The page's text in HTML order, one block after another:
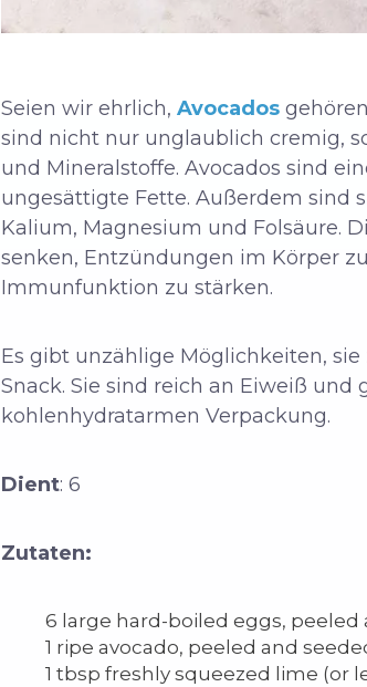
Seien wir ehrlich, Avocados
sind nicht nur unglaublich cremig,
und Mineralstoffe. Avocados sind
ungesättigte Fette. Außerdem sind
Kalium, Magnesium und Folsäure.
senken, Entzündungen im Körper
Immunfunktion zu stärken.
Es gibt unzählige Möglichkeiten,
Snack. Sie sind reich an Eiweiß
kohlenhydratarmen Verpackung.
Dient: 6
Zutaten:
6 large hard-boiled eggs, peeled
1 ripe avocado, peeled and
1 tbsp freshly squeezed lime (or